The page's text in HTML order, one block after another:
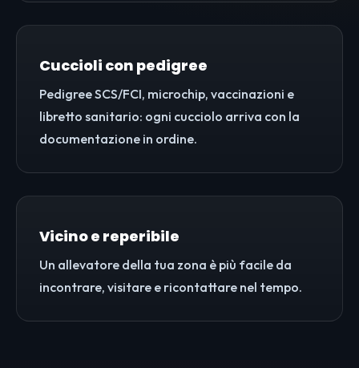
Cuccioli con pedigree
Pedigree SCS/FCI, microchip, vaccinazioni e
libretto sanitario: ogni cucciolo arriva con la
documentazione in ordine.
Vicino e reperibile
Un allevatore della tua zona è più facile da
incontrare, visitare e ricontattare nel tempo.